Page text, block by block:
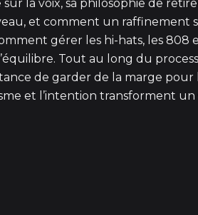
la voix, sa philosophie de
et comment un raffinement
gérer les hi-hats, les 808
Tout au long du
de garder de la marge
et l’intention transforment